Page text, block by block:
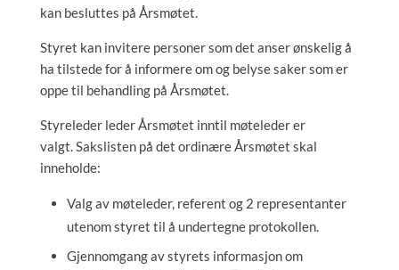
kan besluttes på Årsmøtet.
Styret kan invitere personer som det anser ønskelig å
ha tilstede for å informere om og belyse saker som er
oppe til behandling på Årsmøtet.
Styreleder leder Årsmøtet inntil møteleder er
valgt. Sakslisten på det ordinære Årsmøtet skal
inneholde:
Valg av møteleder, referent og 2 representanter
utenom styret til å undertegne protokollen.
Gjennomgang av styrets informasjon om